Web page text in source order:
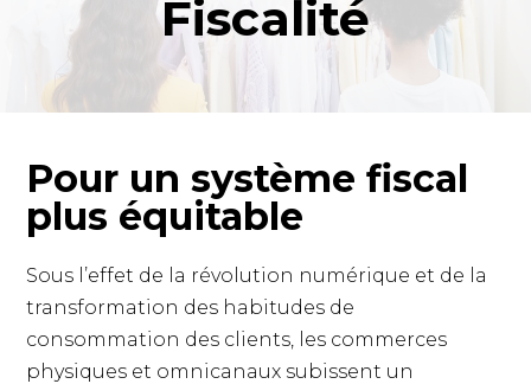
Fiscalité
Pour un système fiscal
plus équitable
Sous l’effet de la révolution numérique et de la
transformation des habitudes de
consommation des clients, les commerces
physiques et omnicanaux subissent un